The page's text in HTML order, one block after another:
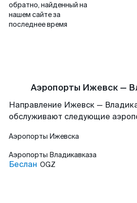
обратно, найденный на
нашем сайте за
последнее время
Аэропорты Ижевск —
Направление Ижевск —
обслуживают следующие
Аэропорты Ижевска
Аэропорты Владикавказа
Беслан OGZ